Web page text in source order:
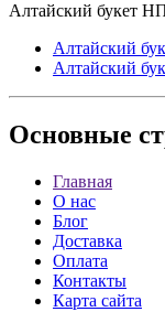
Алтайский букет
Алтайский
Алтайский
Основные
Главная
О нас
Блог
Доставка
Оплата
Контакты
Карта сайта